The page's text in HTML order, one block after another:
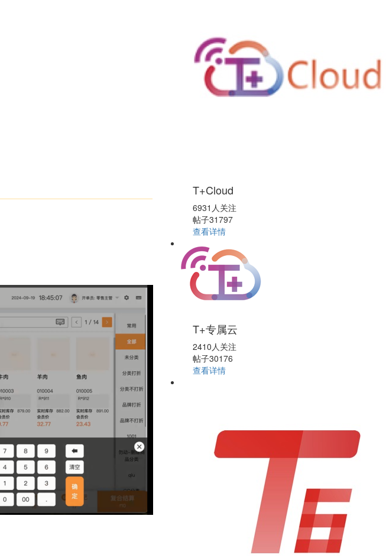
T+Cloud
6931人关注
帖子31797
查看详情
T+专属云
2410人关注
帖子30176
查看详情